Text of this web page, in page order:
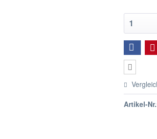
Artikel-